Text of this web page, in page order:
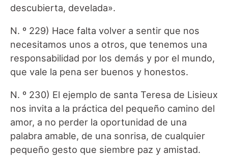
descubierta, develada».
N. º 229) Hace falta volver a sentir que nos
necesitamos unos a otros, que tenemos una
responsabilidad por los demás y por el mundo,
que vale la pena ser buenos y honestos.
N. º 230) El ejemplo de santa Teresa de Lisieux
nos invita a la práctica del pequeño camino del
amor, a no perder la oportunidad de una
palabra amable, de una sonrisa, de cualquier
pequeño gesto que siembre paz y amistad.